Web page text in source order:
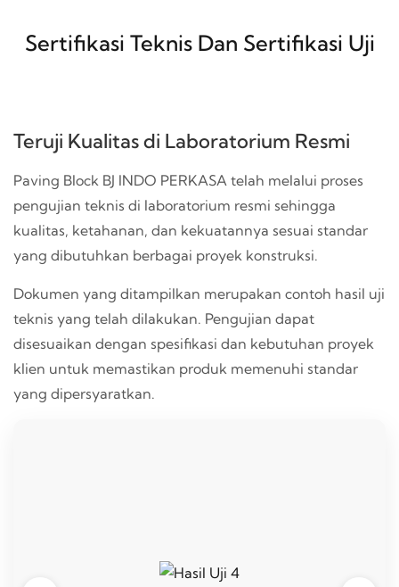
Sertifikasi Teknis Dan Sertifikasi Uji
Teruji Kualitas di Laboratorium Resmi
Paving Block BJ INDO PERKASA telah melalui proses
pengujian teknis di laboratorium resmi sehingga
kualitas, ketahanan, dan kekuatannya sesuai standar
yang dibutuhkan berbagai proyek konstruksi.
Dokumen yang ditampilkan merupakan contoh hasil uji
teknis yang telah dilakukan. Pengujian dapat
disesuaikan dengan spesifikasi dan kebutuhan proyek
klien untuk memastikan produk memenuhi standar
yang dipersyaratkan.